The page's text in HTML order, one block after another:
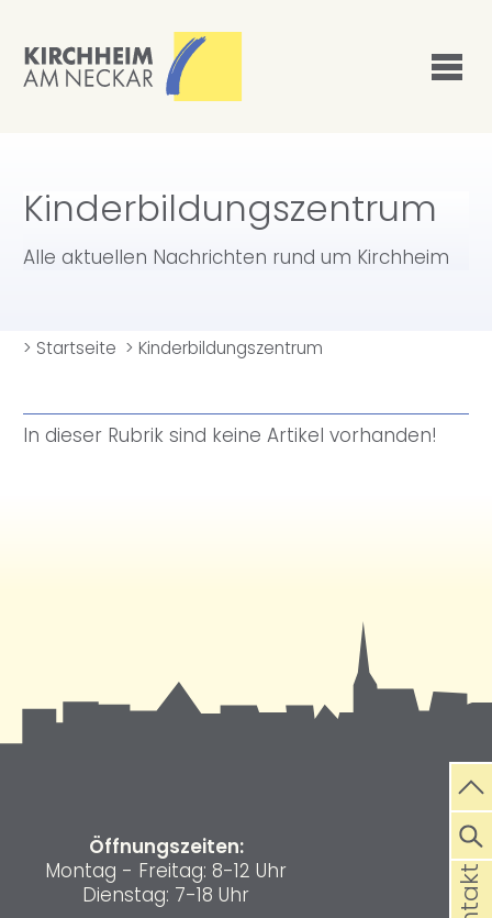
Kinderbildungszentrum
Alle aktuellen Nachrichten rund um Kirchheim
> Startseite > Kinderbildungszentrum
In dieser Rubrik sind keine Artikel vorhanden!
Öffnungszeiten:
Montag - Freitag: 8-12 Uhr
Dienstag: 7-18 Uhr